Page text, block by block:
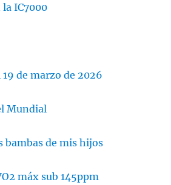
IC7000
de marzo de 2026
Mundial
bambas de mis hijos
máx sub 145ppm